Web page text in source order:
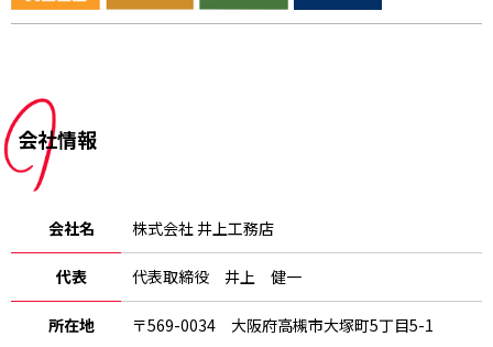
会社情報
会社名 株式会社 井上工務店
代表 代表取締役 井上 健一
所在地 〒569-0034 大阪府高槻市大塚町5丁目5-1